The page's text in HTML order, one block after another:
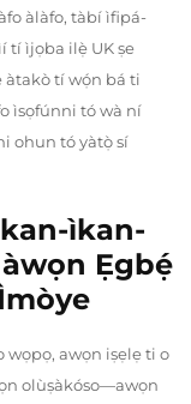
àlàfo, tàbí ìfipá-
tí ìjọba ilẹ̀ UK ṣe
àtakò tí wọ́n bá ti
ìsọfúnni tó wà ní
ohun tó yàtọ̀ sí
ìkan-
Ẹgbẹ́
awọn iṣẹlẹ ti o
olùṣàkóso—awọn